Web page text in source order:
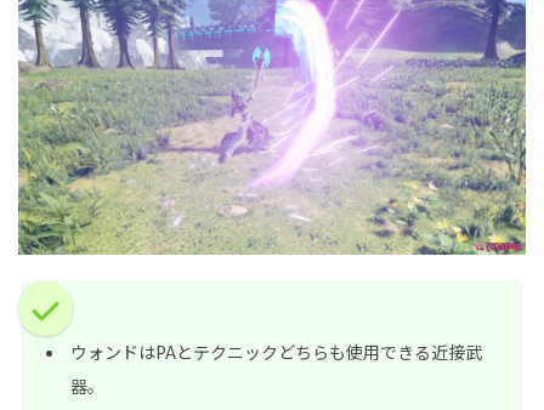
ウォンドはPAとテクニックどちらも使用できる近接武
器。